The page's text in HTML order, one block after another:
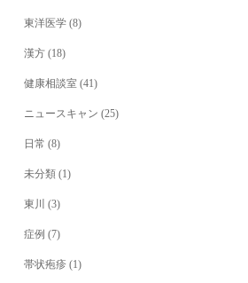
東洋医学 (8)
漢方 (18)
健康相談室 (41)
ニュースキャン (25)
日常 (8)
未分類 (1)
東川 (3)
症例 (7)
帯状疱疹 (1)